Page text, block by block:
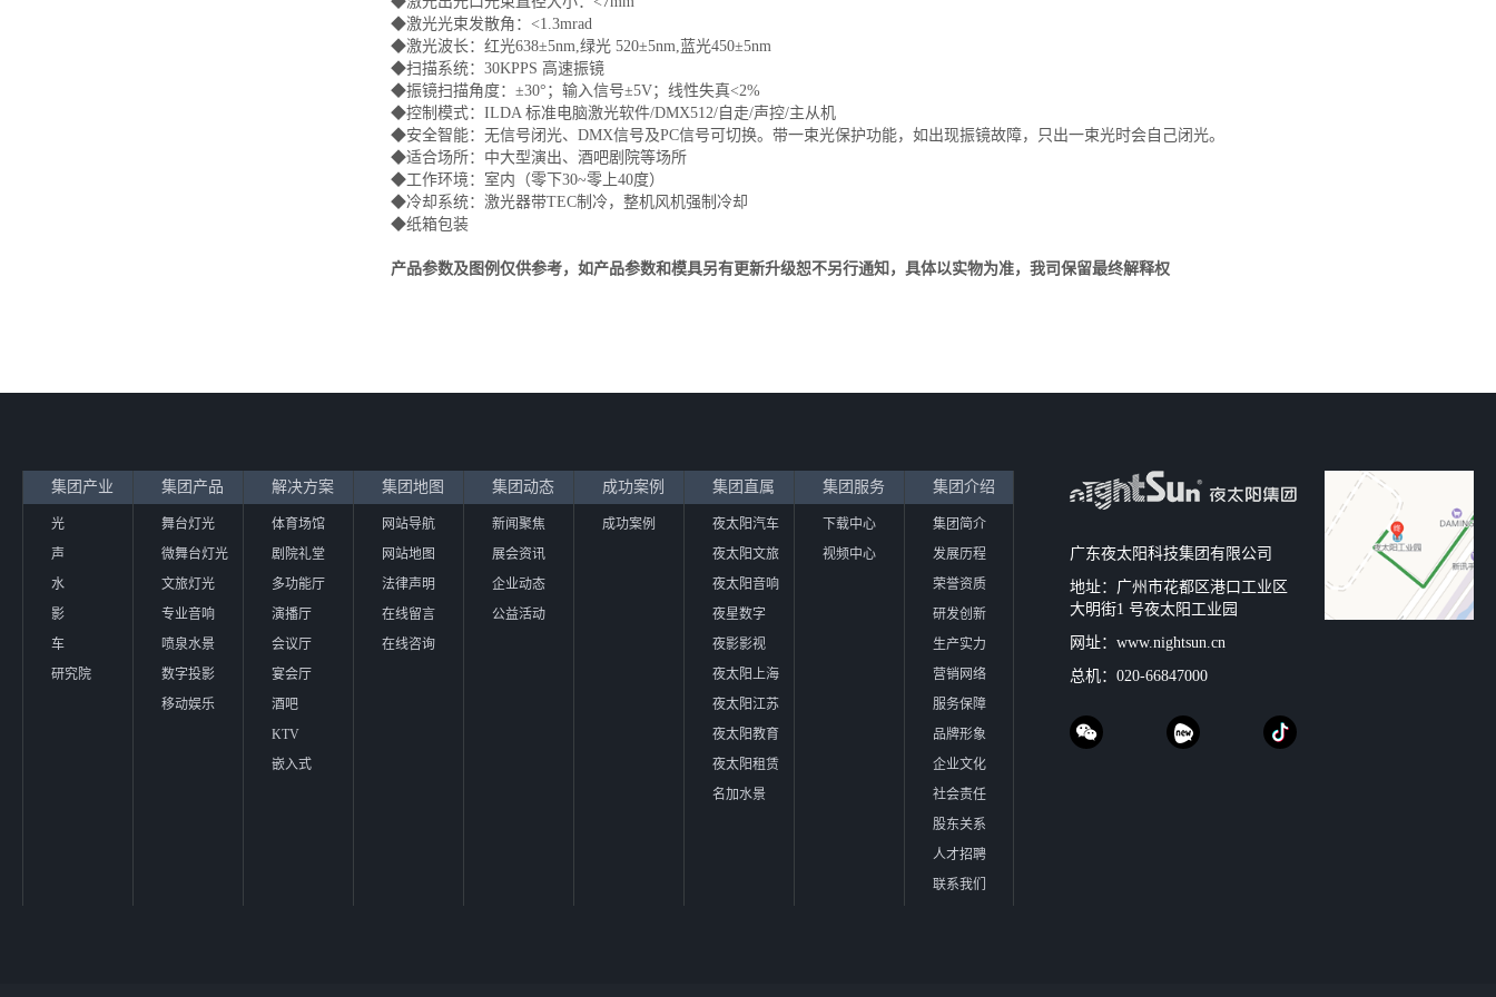
◆激光光束发散角：<1.3mrad
◆激光波长：红光638±5nm,绿光 520±5nm,蓝光450±5nm
◆扫描系统：30KPPS 高速振镜
◆振镜扫描角度：±30°；输入信号±5V；线性失真<2%
◆控制模式：ILDA 标准电脑激光软件/DMX512/自走/声控/主从机
◆安全智能：无信号闭光、DMX信号及PC信号可切换。带一束光保护功能，如出现振镜故障，只出一束光时会自己闭光。
◆适合场所：中大型演出、酒吧剧院等场所
◆工作环境：室内（零下30~零上40度）
◆冷却系统：激光器带TEC制冷，整机风机强制冷却
◆纸箱包装
产品参数及图例仅供参考，如产品参数和模具另有更新升级恕不另行通知，具体以实物为准，我司保留最终解释权
集团产业
光
声
水
影
车
研究院
集团产品
舞台灯光
微舞台灯光
文旅灯光
专业音响
喷泉水景
数字投影
移动娱乐
解决方案
体育场馆
剧院礼堂
多功能厅
演播厅
会议厅
宴会厅
酒吧
KTV
嵌入式
集团地图
网站导航
网站地图
法律声明
在线留言
在线咨询
集团动态
新闻聚焦
展会资讯
企业动态
公益活动
成功案例
成功案例
集团直属
夜太阳汽车
夜太阳文旅
夜太阳音响
夜星数字
夜影影视
夜太阳上海
夜太阳江苏
夜太阳教育
夜太阳租赁
名加水景
集团服务
下载中心
视频中心
集团介绍
集团简介
发展历程
荣誉资质
研发创新
生产实力
营销网络
服务保障
品牌形象
企业文化
社会责任
股东关系
人才招聘
联系我们
广东夜太阳科技集团有限公司
地址：广州市花都区港口工业区
大明街1 号夜太阳工业园
网址：www.nightsun.cn
总机：020-66847000